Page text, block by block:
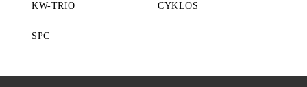
KW-TRIO CYKLOS
SPC